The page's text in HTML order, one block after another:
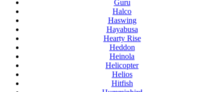
Guru
Halco
Haswing
Hayabusa
Hearty Rise
Heddon
Heinola
Helicopter
Helios
Hitfish